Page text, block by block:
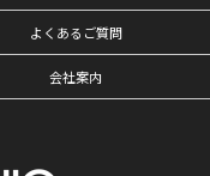
よくあるご質問
会社案内